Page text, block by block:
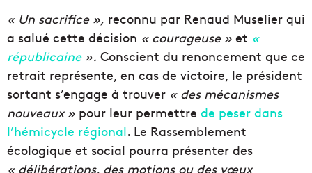
« Un sacrifice », reconnu par Renaud Muselier qui
a salué cette décision « courageuse » et «
républicaine». Conscient du renoncement que ce
retrait représente, en cas de victoire, le président
sortant s’engage à trouver « des mécanismes
nouveaux » pour leur permettre de peser dans
l’hémicycle régional. Le Rassemblement
écologique et social pourra présenter des
« délibérations, des motions ou des vœux